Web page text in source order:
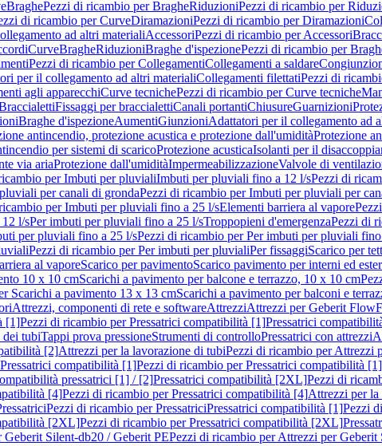
BraghePezzi di ricambio per BragheRiduzioniPezzi di ricambio per
di ricambio per CurveDiramazioniPezzi di ricambio per Diramazioni
ad altri materialiAccessoriPezzi di ricambio per Accessori
CurveBragheRiduzioniBraghe d'ispezionePezzi di ricambio per
Pezzi di ricambio per CollegamentiCollegamenti a saldare
per il collegamento ad altri materialiCollegamenti filettatiPezzi di
agli apparecchiCurve tecnichePezzi di ricambio per Curve tecniche
Fissaggi per braccialettiCanali portantiChiusureGuarnizioni
Braghe d'ispezioneAumentiGiunzioniAdattatori per il collegamento ad
antincendio, protezione acustica e protezione dall'umiditàProtezione
per sistemi di scaricoProtezione acusticaIsolanti per il
via ariaProtezione dall'umiditàImpermeabilizzazioneValvole di
per Imbuti per pluvialiImbuti per pluviali fino a 12 l/sPezzi di
per canali di grondaPezzi di ricambio per Imbuti per pluviali per
per Imbuti per pluviali fino a 25 l/sElementi barriera al vapore
l/sPer imbuti per pluviali fino a 25 l/sTroppopieni d'emergenzaPezzi di
per pluviali fino a 25 l/sPezzi di ricambio per Per imbuti per pluviali
Pezzi di ricambio per Per imbuti per pluvialiPer fissaggiScarico per
al vaporeScarico per pavimentoScarico pavimento per interni ed
10 x 10 cmScarichi a pavimento per balcone e terrazzo, 10 x 10 cm
Scarichi a pavimento 13 x 13 cmScarichi a pavimento per balconi e
Attrezzi, componenti di rete e softwareAttrezziAttrezzi per Geberit
[1]Pezzi di ricambio per Pressatrici compatibilità [1]Pressatrici
dei tubiTappi prova pressioneStrumenti di controlloPressatrici con attrezzi
[2]Attrezzi per la lavorazione di tubiPezzi di ricambio per Attrezzi
Pressatrici compatibilità [1]Pezzi di ricambio per Pressatrici compatibilità [1]
pressatrici [1] / [2]Pressatrici compatibilità [2XL]Pezzi di
[4]Pezzi di ricambio per Pressatrici compatibilità [4]Attrezzi per
Pezzi di ricambio per PressatriciPressatrici compatibilità [1]Pezzi
[2XL]Pezzi di ricambio per Pressatrici compatibilità [2XL]
Geberit Silent-db20 / Geberit PEPezzi di ricambio per Attrezzi per Geberit